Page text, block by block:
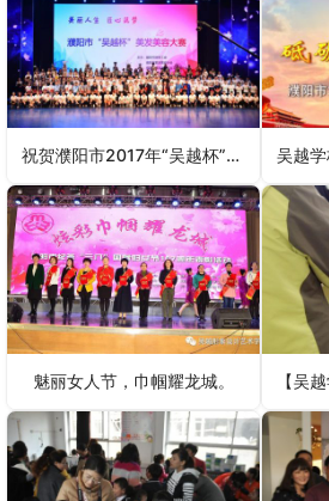
祝贺濮阳市2017年“吴越杯”美发美容大赛圆满成功
魅丽女人节，巾帼耀龙城。